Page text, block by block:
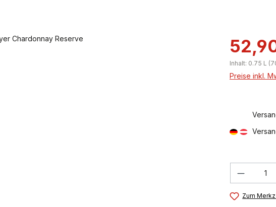
Inhalt: 0.75 L
Preise inkl.
Zum